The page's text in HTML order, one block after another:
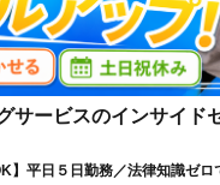
サービスのインサイド
】平日５日勤務／法律知識ゼ